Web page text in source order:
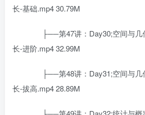
长-基础.mp4 30.79M
├──第47讲：Day30;空间与几
长-进阶.mp4 32.99M
├──第48讲：Day31;空间与几
长-拔高.mp4 28.89M